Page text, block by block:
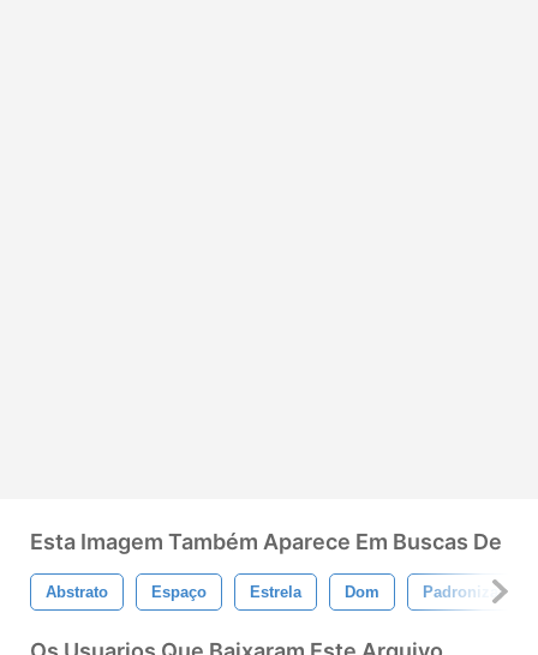
Esta Imagem Também Aparece Em Buscas De
Abstrato Espaço Estrela Dom Padronizar